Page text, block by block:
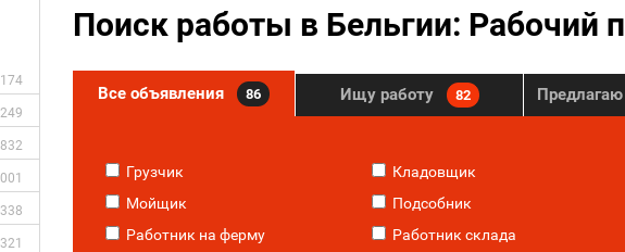
Поиск работы в Бельгии: Рабочий
Все объявления 86 Ищу работу 82 Предлагаю
Грузчик Кладовщик
Мойщик
Подсобник
Работник на ферму
Работник склада